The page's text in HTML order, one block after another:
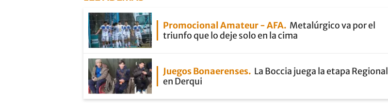
Promocional Amateur - AFA Metalúrgico va por el
triunfo que lo deje solo en la cima
Juegos Bonaerenses La Boccia juega la etapa Regional
en Derqui